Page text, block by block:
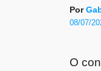
Por
08/07/
O